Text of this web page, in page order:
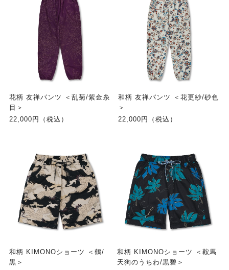
花柄 友禅パンツ ＜乱菊/紫金糸
目＞
22,000円（税込）
和柄 友禅パンツ ＜花更紗/砂色
＞
22,000円（税込）
和柄 KIMONOショーツ ＜鶴/
黒＞
和柄 KIMONOショーツ ＜鞍馬
天狗のうちわ/黒碧＞